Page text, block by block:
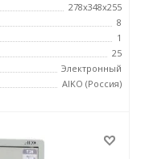
278x348x255
8
1
25
Электронный
AIKO (Россия)